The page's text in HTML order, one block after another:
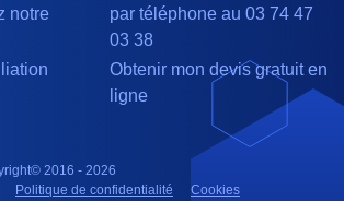
notre
par téléphone au 03 74 47
03 38
Obtenir mon devis gratuit en
ligne
2016 - 2026
Politique de confidentialité Cookies